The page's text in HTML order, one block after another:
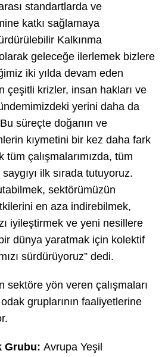
standartlarda ve
katkı sağlamaya
Kalkınma
geleceğe ilerlemek bizlere
iki yılda devam eden
çeşitli krizler, insan hakları ve
yerini daha da
süreçte doğanın ve
kıymetini bir kez daha fark
çalışmalarımızda, tüm
ilk sırada tutuyoruz.
sektörümüzün
en aza indirebilmek,
iyileştirmek ve yeni nesillere
dünya yaratmak için kolektif
sürdürüyoruz” dedi.
sektöre yön veren çalışmaları
gruplarının faaliyetlerine
Grubu: Avrupa Yeşil